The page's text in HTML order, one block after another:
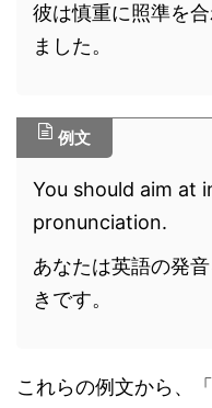
彼は慎重に照準を
ました。
例文
You should aim at
pronunciation.
あなたは英語の発
きです。
これらの例文から、